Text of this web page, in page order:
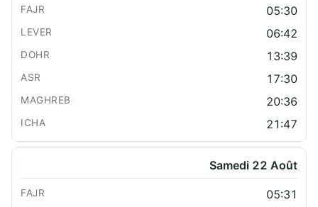
05:30
06:42
13:39
17:30
20:36
21:47
Samedi 22 Août
05:31